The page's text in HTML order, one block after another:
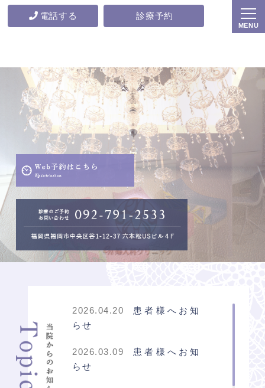
電話する 診療予約
2026.04.20
患者様へお知
らせ
2026.03.09
患者様へお知
らせ